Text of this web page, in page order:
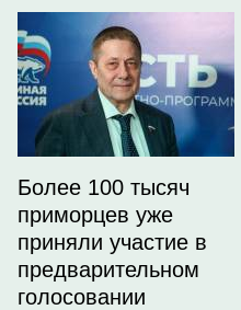
Более 100 тысяч
приморцев уже
приняли участие в
предварительном
голосовании